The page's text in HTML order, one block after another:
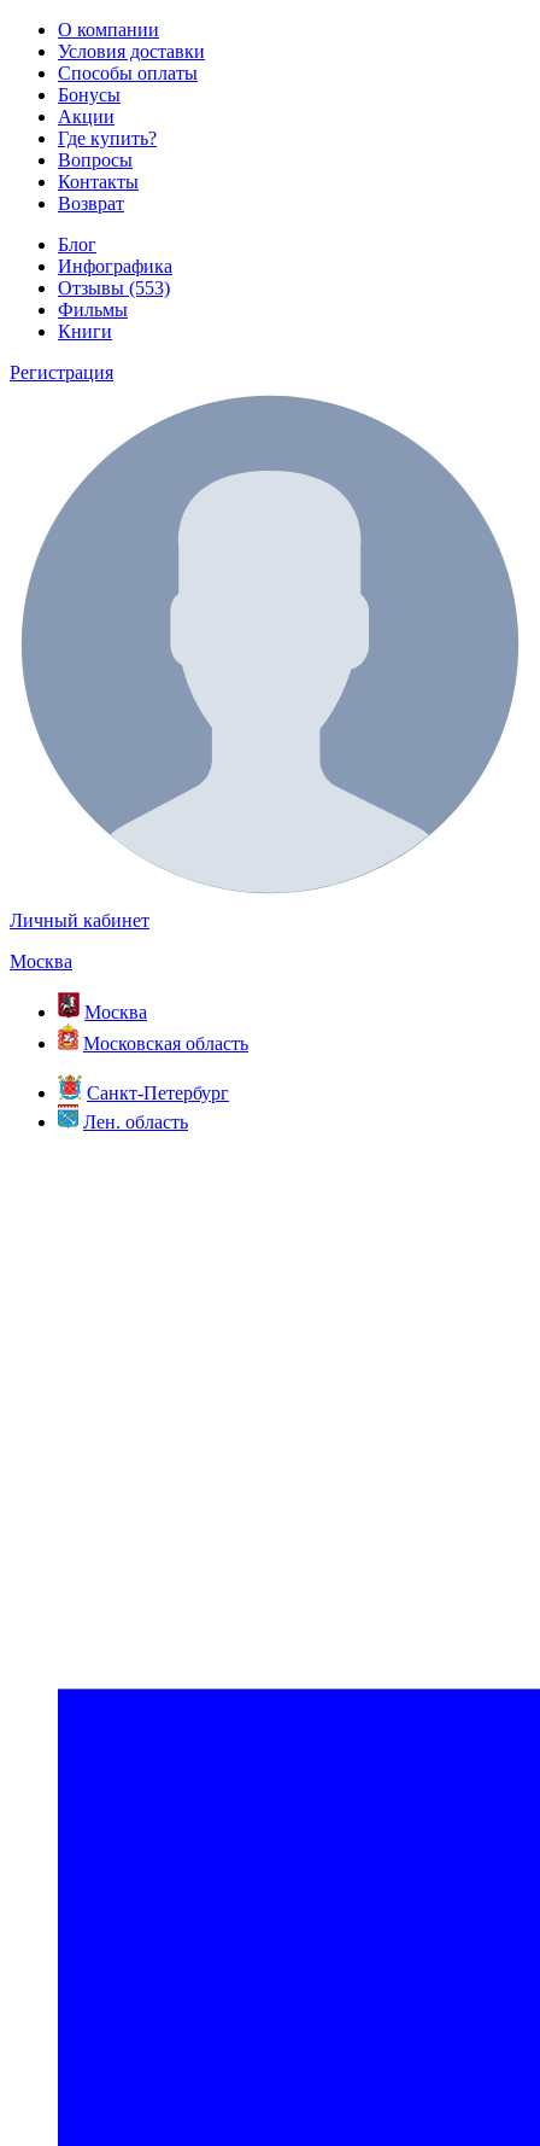
О компании
Условия доставки
Способы оплаты
Бонусы
Акции
Где купить?
Вопросы
Контакты
Возврат
Блог
Инфографика
Отзывы (553)
Фильмы
Книги
Регистрация
Личный кабинет
Москва
Москва
Московская область
Санкт-Петербург
Лен. область